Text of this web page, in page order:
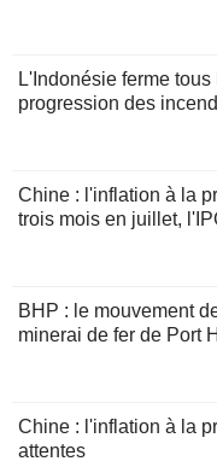
L'Indonésie ferme
progression des
Chine : l'inflation à la
trois mois en juillet,
BHP : le mouvement
minerai de fer de Port
Chine : l'inflation à la
attentes